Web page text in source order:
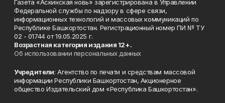
Газета «Аскинская новь» зарегистрирована в Управлении
Федеральной службы по надзору в сфере связи,
информационных технологий и массовых коммуникаций по
Республике Башкортостан. Регистрационный номер ПИ № ТУ
02 - 01744 от 19.05.2025 г.
Возрастная категория издания 12+.
Об использовании персональных данных
Учредители: Агентство по печати и средствам массовой
информации Республики Башкортостан, Акционерное
общество Издательский дом «Республика Башкортостан».